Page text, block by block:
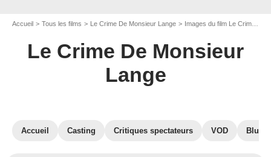
Accueil Tous les films Le Crime De Monsieur Lange Images du film Le Crime De Monsieur Lange
Le Crime De Monsieur
Lange
Accueil Casting Critiques spectateurs VOD Blu-